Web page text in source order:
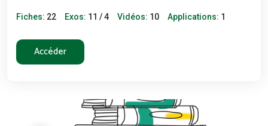
Fiches: 22 Exos: 11 / 4 Vidéos: 10 Applications: 1
Accéder